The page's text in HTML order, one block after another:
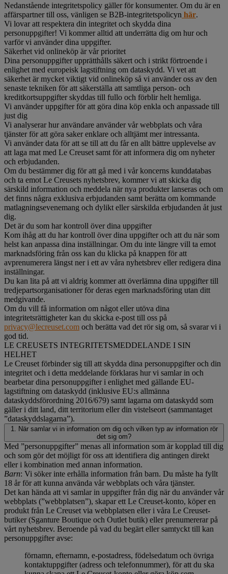
Nedanstående integritetspolicy gäller för konsumenter. Om du är en
affärspartner till oss, vänligen se B2B-integritetspolicyn här.
Vi lovar att respektera din integritet och skydda dina
personuppgifter! Vi kommer alltid att underrätta dig om hur och
varför vi använder dina uppgifter.
Säkerhet vid onlineköp är vår prioritet
Dina personuppgifter upprätthålls säkert och i strikt förtroende i
enlighet med europeisk lagstiftning om dataskydd. Vi vet att
säkerhet är mycket viktigt vid onlineköp så vi använder oss av den
senaste tekniken för att säkerställa att samtliga person- och
kreditkortsuppgifter skyddas till fullo och förblir helt hemliga.
Vi använder uppgifter för att göra dina köp enkla och anpassade till
just dig
Vi analyserar hur användare använder vår webbplats och våra
tjänster för att göra saker enklare och alltjämt mer intressanta.
Vi använder data för att se till att du får en allt bättre upplevelse av
att laga mat med Le Creuset samt för att informera dig om nyheter
och erbjudanden.
Om du bestämmer dig för att gå med i vår koncerns kunddatabas
och ta emot Le Creusets nyhetsbrev, kommer vi att skicka dig
särskild information och meddela när nya produkter lanseras och om
det finns några exklusiva erbjudanden samt berätta om kommande
matlagningsevenemang och dylikt eller särskilda erbjudanden åt just
dig.
Det är du som har kontroll över dina uppgifter
Kom ihåg att du har kontroll över dina uppgifter och att du när som
helst kan anpassa dina inställningar. Om du inte längre vill ta emot
marknadsföring från oss kan du klicka på knappen för att
avprenumerera längst ner i ett av våra nyhetsbrev eller redigera dina
inställningar.
Du kan lita på att vi aldrig kommer att överlämna dina uppgifter till
tredjepartsorganisationer för deras egen marknadsföring utan ditt
medgivande.
Om du vill få information om något eller utöva dina
integritetsrättigheter kan du skicka e-post till oss på
privacy@lecreuset.com och berätta vad det rör sig om, så svarar vi i
god tid.
LE CREUSETS INTEGRITETSMEDDELANDE I SIN
HELHET
Le Creuset förbinder sig till att skydda dina personuppgifter och din
integritet och i detta meddelande förklaras hur vi samlar in och
bearbetar dina personuppgifter i enlighet med gällande EU-
lagstiftning om dataskydd (inklusive EU:s allmänna
dataskyddsförordning 2016/679) samt lagarna om dataskydd som
gäller i ditt land, ditt territorium eller din vistelseort (sammantaget
”dataskyddslagarna”).
1. När samlar vi in information om dig och vilken typ av information rör
det sig om?
Med ”personuppgifter” menas all information som är kopplad till dig
och som gör det möjligt för oss att identifiera dig antingen direkt
eller i kombination med annan information.
Barn: Vi söker inte erhålla information från barn. Du måste ha fyllt
18 år för att kunna använda vår webbplats och våra tjänster.
Det kan hända att vi samlar in uppgifter från dig när du använder vår
webbplats (”webbplatsen”), skapar ett Le Creuset-konto, köper en
produkt från Le Creuset via webbplatsen eller i våra Le Creuset-
butiker (Sganture Boutique och Outlet butik) eller prenumererar på
vårt nyhetsbrev. Beroende på vad du begärt eller samtyckt till kan
personuppgifter avse:
förnamn, efternamn, e-postadress, födelsedatum och övriga
kontaktuppgifter (adress och telefonnummer), för att du ska